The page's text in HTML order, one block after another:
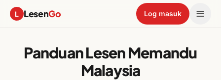
L LesenGo Log masuk
Panduan Lesen Memandu
Malaysia